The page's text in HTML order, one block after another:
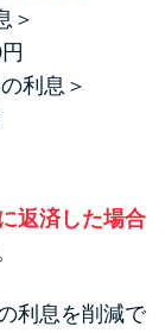
＞
利息＞
返済した場合
利息を削減で